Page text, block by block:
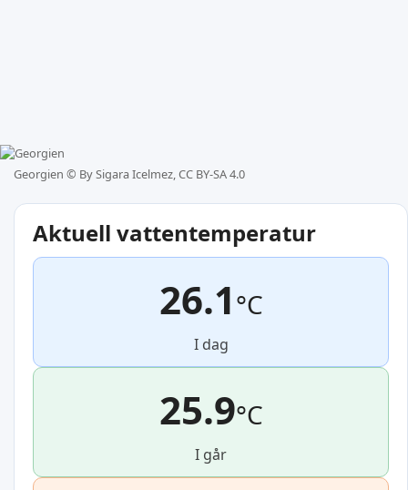
Georgien © By Sigara Icelmez, CC BY-SA 4.0
Aktuell vattentemperatur
26.1°C
I dag
25.9°C
I går